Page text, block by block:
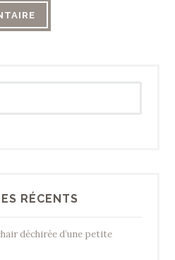
RÉCENTS
déchirée d’une petite